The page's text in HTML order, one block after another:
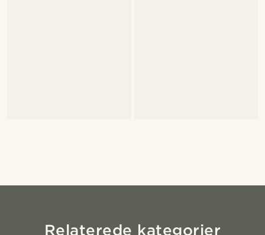
Relaterede kategorier